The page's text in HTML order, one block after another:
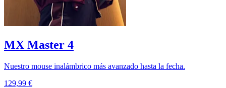
MX Master 4
Nuestro mouse inalámbrico más avanzado hasta la fecha.
129,99 €